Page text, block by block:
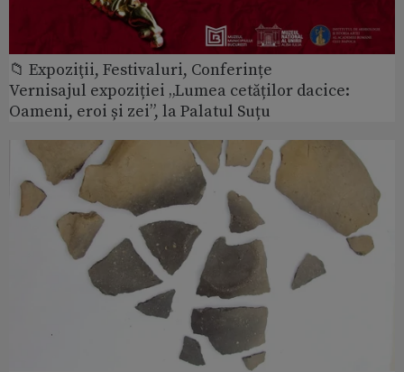
📁 Expoziţii, Festivaluri, Conferințe
Vernisajul expoziției „Lumea cetăților dacice:
Oameni, eroi și zei”, la Palatul Suțu